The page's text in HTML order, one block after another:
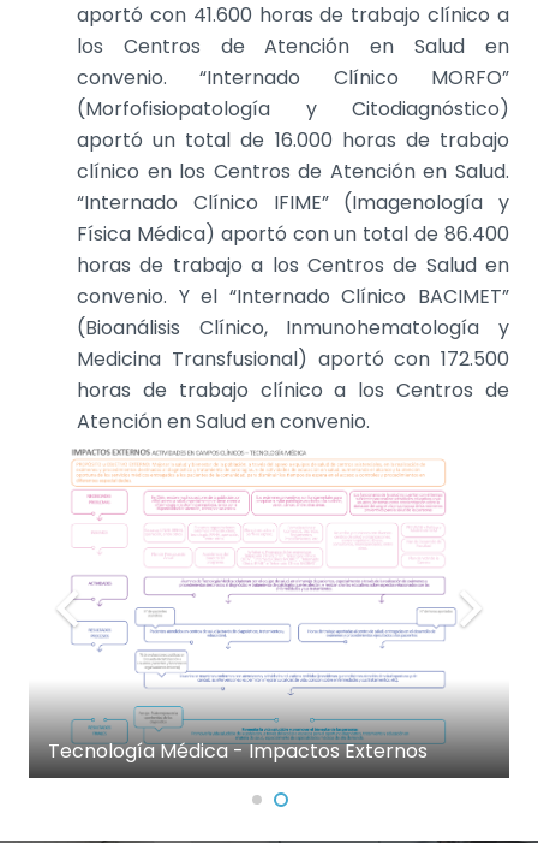
aportó con 41.600 horas de trabajo clínico a
los Centros de Atención en Salud en
convenio. “Internado Clínico MORFO”
(Morfofisiopatología y Citodiagnóstico)
aportó un total de 16.000 horas de trabajo
clínico en los Centros de Atención en Salud.
“Internado Clínico IFIME” (Imagenología y
Física Médica) aportó con un total de 86.400
horas de trabajo a los Centros de Salud en
convenio. Yel “Internado Clínico BACIMET”
(Bioanálisis Clínico, Inmunohematología y
Medicina Transfusional) aportó con 172.500
horas de trabajo clínico a los Centros de
Atención en Salud en convenio.
Tecnología Médica - Impactos Externos